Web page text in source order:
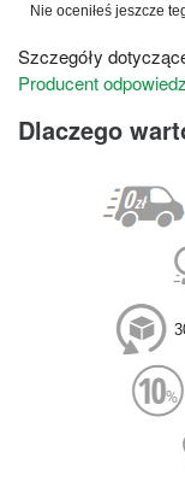
Nie oceniłeś jeszcze
Szczegóły
Producent
Dlaczego